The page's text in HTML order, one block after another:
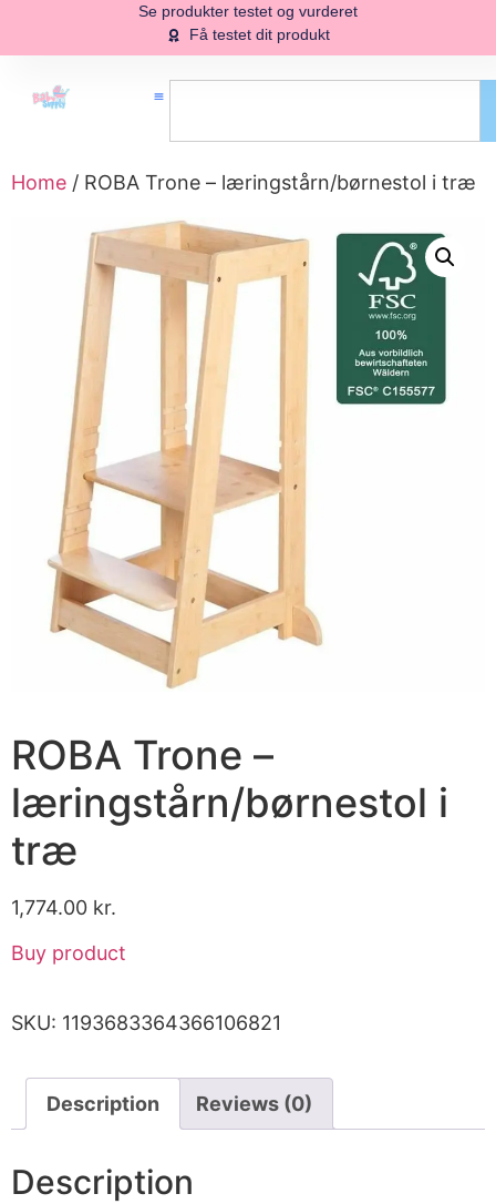
Se produkter testet og vurderet
Få testet dit produkt
Home / ROBA Trone – læringstårn/børnestol i træ
ROBA Trone –
læringstårn/børnestol i
træ
1,774.00 kr.
Buy product
SKU: 1193683364366106821
Description Reviews (0)
Description